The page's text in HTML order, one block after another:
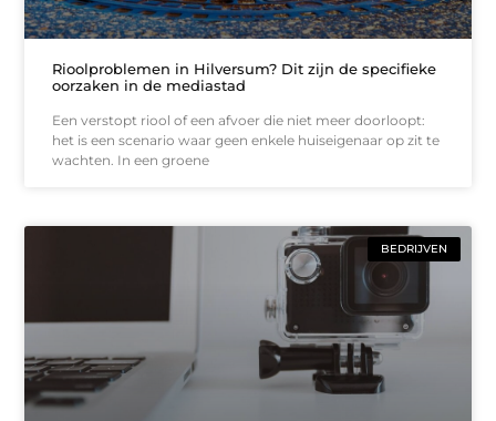
Rioolproblemen in Hilversum? Dit zijn de specifieke
oorzaken in de mediastad
Een verstopt riool of een afvoer die niet meer doorloopt:
het is een scenario waar geen enkele huiseigenaar op zit te
wachten. In een groene
BEDRIJVEN